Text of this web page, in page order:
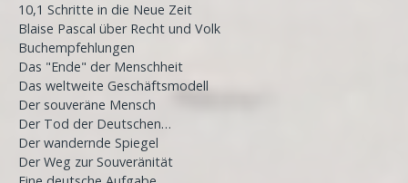
10,1 Schritte in die Neue Zeit
Blaise Pascal über Recht und Volk
Buchempfehlungen
Das "Ende" der Menschheit
Das weltweite Geschäftsmodell
Der souveräne Mensch
Der Tod der Deutschen…
Der wandernde Spiegel
Der Weg zur Souveränität